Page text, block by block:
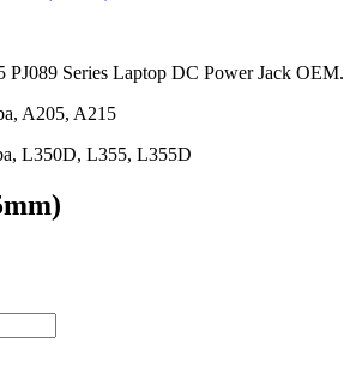
PJ089 Series Laptop DC Power Jack OEM.
A205, A215
L350D, L355, L355D